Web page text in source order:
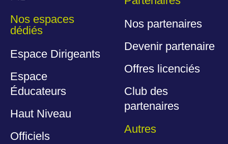
Nos espaces
dédiés
Espace Dirigeants
Espace
Éducateurs
Haut Niveau
Officiels
Nos partenaires
Devenir partenaire
Offres licenciés
Club des
partenaires
Autres